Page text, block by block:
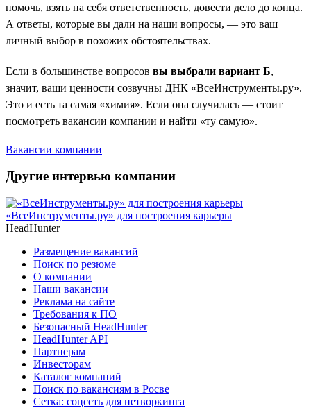
помочь, взять на себя ответственность, довести дело до конца.
А ответы, которые вы дали на наши вопросы, — это ваш
личный выбор в похожих обстоятельствах.
Если в большинстве вопросов вы выбрали вариант Б,
значит, ваши ценности созвучны ДНК «ВсеИнструменты.ру».
Это и есть та самая «химия». Если она случилась — стоит
посмотреть вакансии компании и найти «ту самую».
Вакансии компании
Другие интервью компании
«ВсеИнструменты.ру» для построения карьеры
HeadHunter
Размещение вакансий
Поиск по резюме
О компании
Наши вакансии
Реклама на сайте
Требования к ПО
Безопасный HeadHunter
HeadHunter API
Партнерам
Инвесторам
Каталог компаний
Поиск по вакансиям в Росве
Сетка: соцсеть для нетворкинга